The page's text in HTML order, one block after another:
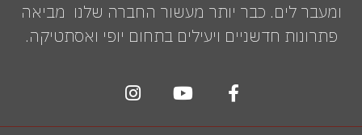
ומעבר לים. כבר יותר מעשור החברה שלנו מביאה
פתרונות חדשניים ויעילים בתחום יופי ואסתטיקה.